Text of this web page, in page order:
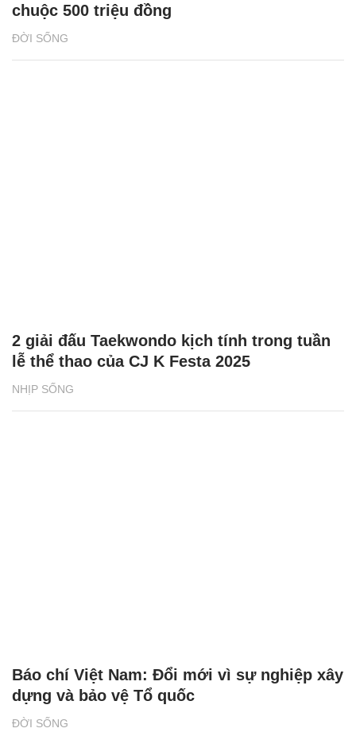
ĐỜI SỐNG
chuộc 500 triệu đồng
NHỊP SỐNG
2 giải đấu Taekwondo kịch tính trong tuần
lễ thể thao của CJ K Festa 2025
ĐỜI SỐNG
Báo chí Việt Nam: Đổi mới vì sự nghiệp xây
dựng và bảo vệ Tổ quốc